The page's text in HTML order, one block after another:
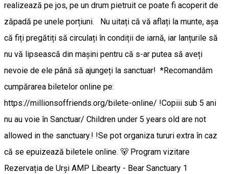
realizează pe jos, pe un drum pietruit ce poate fi acoperit de
zăpadă pe unele porțiuni. Nu uitați că vă aflați la munte, așa
că fiți pregătiți să circulați în condiții de iarnă, iar lanțurile să
nu vă lipsească din mașini pentru că s-ar putea să aveți
nevoie de ele până să ajungeți la sanctuar! *Recomandăm
cumpărarea biletelor online pe:
https://millionsoffriends.org/bilete-online/ !Copiii sub 5 ani
nu au voie în Sanctuar/ Children under 5 years old are not
allowed in the sanctuary.! !Se pot organiza tururi extra în caz
că se epuizează biletele online. 🐻 Program vizitare
Rezervația de Urşi AMP Libearty - Bear Sanctuary 1